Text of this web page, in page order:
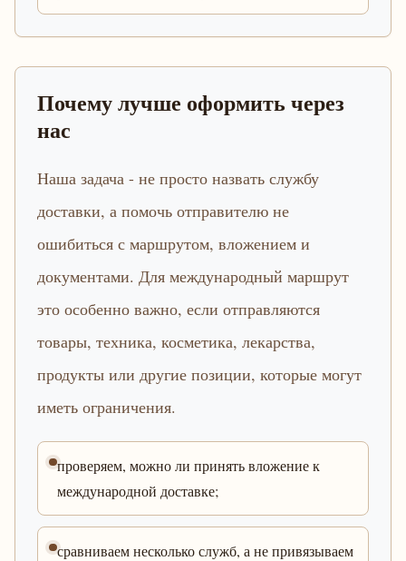
Почему лучше оформить через
нас
Наша задача - не просто назвать службу
доставки, а помочь отправителю не
ошибиться с маршрутом, вложением и
документами. Для международный маршрут
это особенно важно, если отправляются
товары, техника, косметика, лекарства,
продукты или другие позиции, которые могут
иметь ограничения.
проверяем, можно ли принять вложение к
международной доставке;
сравниваем несколько служб, а не привязываем